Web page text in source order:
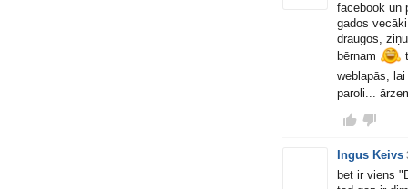
facebook un
gados
draugos,
bērnam
weblapās,
paroli...
Ingus Keivs
bet ir viens